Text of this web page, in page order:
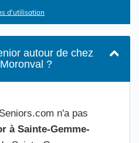
d'utilisation
autour de chez
?
n'a pas
à Sainte-Gemme-